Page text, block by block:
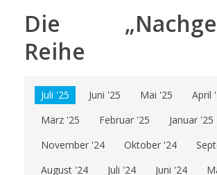
Die
Reihe
Juli '25 Juni '25 Mai '25
April
März '25
Februar '25
Januar '25
November '24
Oktober '24
August '24
Juli '24 Juni '24